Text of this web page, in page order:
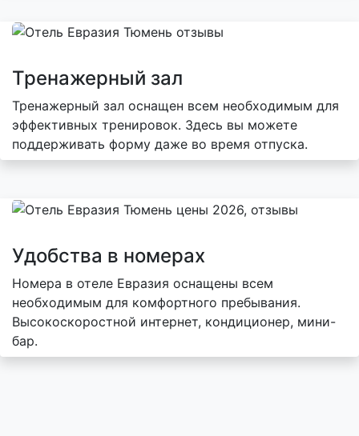
Тренажерный зал
Тренажерный зал оснащен всем необходимым для
эффективных тренировок. Здесь вы можете
поддерживать форму даже во время отпуска.
Удобства в номерах
Номера в отеле Евразия оснащены всем
необходимым для комфортного пребывания.
Высокоскоростной интернет, кондиционер, мини-
бар.